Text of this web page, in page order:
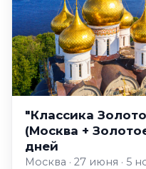
"Классика
(Москва +
дней
Москва · 27 июня · 5